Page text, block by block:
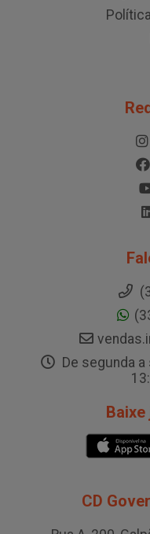
De segunda
CD